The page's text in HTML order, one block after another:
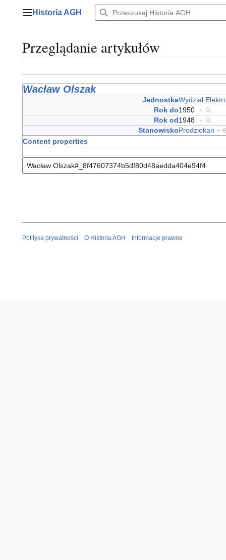
Menu główne
Historia AGH
Przeglądanie artykułów
Wacław Olszak
JednostkaWydział
Rok do1950 +
Rok od1948
+
StanowiskoProdziekan +
Content properties
Polityka prywatności O Historia AGH Informacje prawne